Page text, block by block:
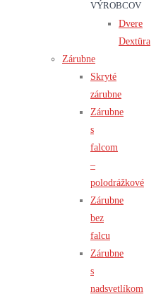
VÝROBCOV
Dvere
Dextüra
Zárubne
Skryté
zárubne
Zárubne
s
falcom
–
polodrážkové
Zárubne
bez
falcu
Zárubne
s
nadsvetlíkom